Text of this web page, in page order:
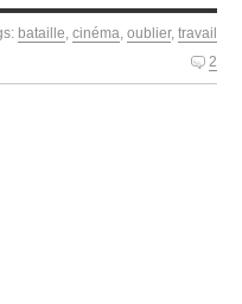
bataille cinéma oublier, travail
2